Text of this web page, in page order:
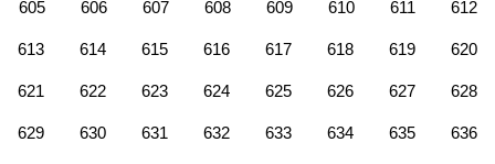
605 606 607 608 609 610 611 612
613 614 615 616 617 618 619 620
621 622 623 624 625 626 627 628
629 630 631 632 633 634 635 636